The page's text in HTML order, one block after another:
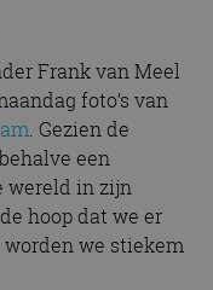
Frank van Meel
foto’s van
. Gezien de
een
wereld in zijn
hoop dat we er
we stiekem